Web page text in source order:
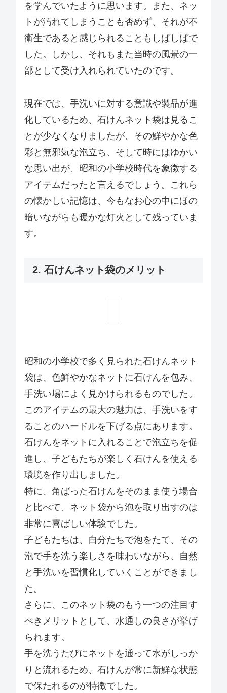
を学んでいたように思います。また、ネッ
トが汚れてしまうことも否めず、それが不
衛生であると感じられることもしばしばで
した。しかし、それもまた当時の風景の一
部として受け入れられていたのです。
現在では、手洗いに対する意識や製品が進
化しているため、石けんネット袋は見るこ
とが少なくなりましたが、その鮮やかな色
彩と無邪気な泡立ち、そして時にはゆかい
な思い出が、昭和の小学校時代を象徴する
アイテムだったと言えるでしょう。これら
の懐かしい記憶は、今もなお心の中にほの
暗いながらも暖かな灯火として残っていま
す。
2. 石けんネット袋のメリット
昭和の小学校で多く見られた石けんネット
袋は、色鮮やかなネットに石けんを包み、
手洗い場によく見かけられるものでした。
このアイテムの最大の魅力は、手洗いをす
ることのハードルを下げる点にあります。
石けんをネットに入れることで泡立ちを促
進し、子どもたちが楽しく石けんを使える
環境を作り出しました。
特に、角ばった石けんをそのまま使う場合
と比べて、ネット袋から泡を取り出すのは
非常に喜ばしい体験でした。
子どもたちは、自分たちで泡をたて、その
泡で手を洗う楽しさを味わいながら、自然
と手洗いを習慣化していくことができまし
た。
さらに、このネット袋のもう一つの注目す
べきメリットとして、水通しの良さが挙げ
られます。
手を洗うたびにネットを通って水がしっか
りと流れるため、石けんが常に新鮮な状態
で保たれるのが特徴でした。